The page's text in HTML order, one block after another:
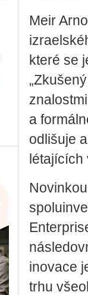
Meir
které se
a
odlišuje
létajících
inovace
trhu